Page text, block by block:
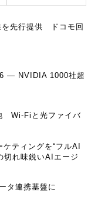
を先行提供 ドコモ回
― NVIDIA 1000社超
Wi-Fiと光ファイバ
ティングを“フルAI
れ味鋭いAIエージ
タ連携基盤に